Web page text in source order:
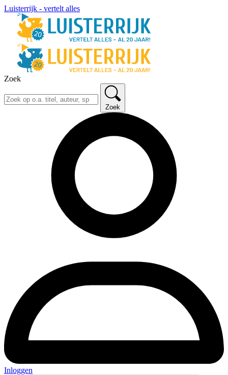
Luisterrijk - vertelt alles
Zoek
Zoek
Inloggen